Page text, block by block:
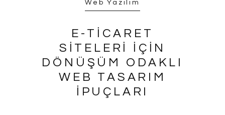
Web Yazılım
E-TICARET
SITELERI IÇIN
DÖNÜŞÜM ODAKLI
WEB TASARIM
İPUÇLARI